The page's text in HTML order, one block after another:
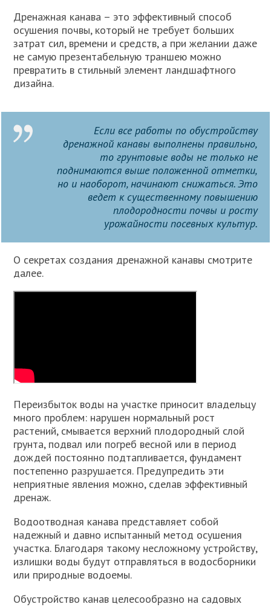
Дренажная канава – это эффективный способ
осушения почвы, который не требует больших
затрат сил, времени и средств, а при желании даже
не самую презентабельную траншею можно
превратить в стильный элемент ландшафтного
дизайна.
Если все работы по обустройству
дренажной канавы выполнены правильно,
то грунтовые воды не только не
поднимаются выше положенной отметки,
но и наоборот, начинают снижаться. Это
ведет к существенному повышению
плодородности почвы и росту
урожайности посевных культур.
О секретах создания дренажной канавы смотрите
далее.
Переизбыток воды на участке приносит владельцу
много проблем: нарушен нормальный рост
растений, смывается верхний плодородный слой
грунта, подвал или погреб весной или в период
дождей постоянно подтапливается, фундамент
постепенно разрушается. Предупредить эти
неприятные явления можно, сделав эффективный
дренаж.
Водоотводная канава представляет собой
надежный и давно испытанный метод осушения
участка. Благодаря такому несложному устройству,
излишки воды будут отправляться в водосборники
или природные водоемы.
Обустройство канав целесообразно на садовых